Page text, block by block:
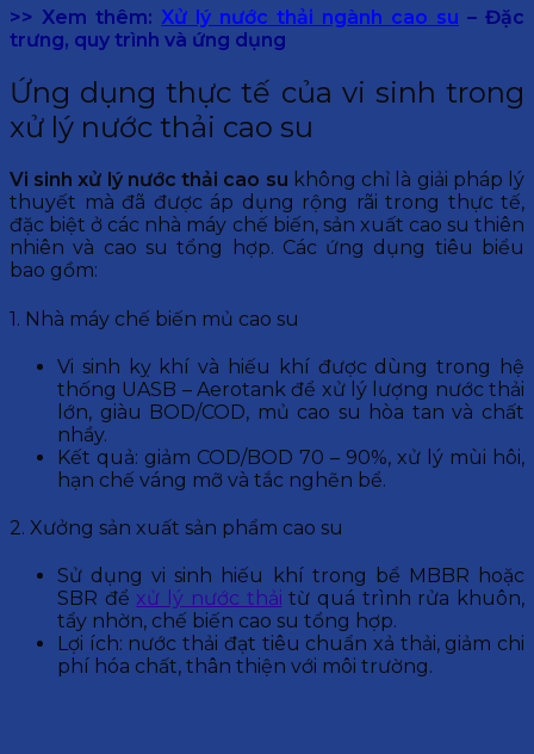
>> Xem thêm: Xử lý nước thải ngành cao su – Đặc
trưng, quy trình và ứng dụng
Ứng dụng thực tế của vi sinh trong
xử lý nước thải cao su
Vi sinh xử lý nước thải cao su không chỉ là giải pháp lý
thuyết mà đã được áp dụng rộng rãi trong thực tế,
đặc biệt ở các nhà máy chế biến, sản xuất cao su thiên
nhiên và cao su tổng hợp. Các ứng dụng tiêu biểu
bao gồm:
1. Nhà máy chế biến mủ cao su
Vi sinh kỵ khí và hiếu khí được dùng trong hệ
thống UASB – Aerotank để xử lý lượng nước thải
lớn, giàu BOD/COD, mủ cao su hòa tan và chất
nhầy.
Kết quả: giảm COD/BOD 70 – 90%, xử lý mùi hôi,
hạn chế váng mỡ và tắc nghẽn bể.
2. Xưởng sản xuất sản phẩm cao su
Sử dụng vi sinh hiếu khí trong bể MBBR hoặc
SBR để xử lý nước thải từ quá trình rửa khuôn,
tẩy nhờn, chế biến cao su tổng hợp.
Lợi ích: nước thải đạt tiêu chuẩn xả thải, giảm chi
phí hóa chất, thân thiện với môi trường.